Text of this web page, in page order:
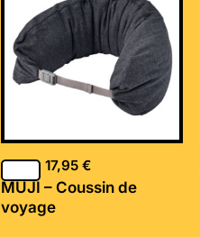
17,95 €
MUJI – Coussin de
voyage